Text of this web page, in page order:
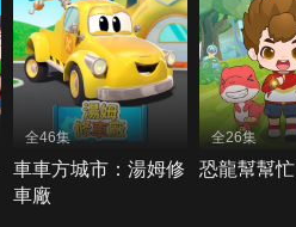
全46集
車車方城市：湯姆修
車廠
全26集
恐龍幫幫忙